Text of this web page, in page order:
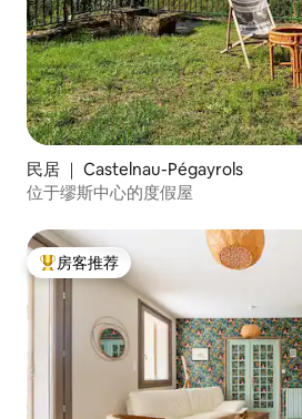
民居 ｜ Castelnau-Pégayrols
位于缪斯中心的度假屋
热门「房客推荐」
房客推荐